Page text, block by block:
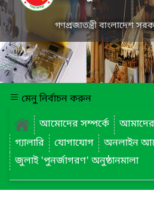
গণপ্রজাতন্ত্রী বাংলাদেশ
মেনু নির্বাচন করুন
আমোদের সম্পর্কে
গ্যালারি
যোগাযোগ অনলাইন
জুলাই 'পুনর্জাগরণ' অনুষ্ঠানমালা